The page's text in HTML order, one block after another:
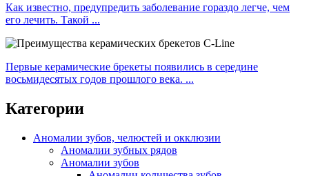
Как известно, предупредить заболевание гораздо легче, чем
его лечить. Такой ...
Первые керамические брекеты появились в середине
восьмидесятых годов прошлого века. ...
Категории
Аномалии зубов, челюстей и окклюзии
Аномалии зубных рядов
Аномалии зубов